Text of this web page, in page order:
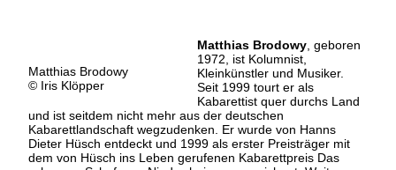
Matthias Brodowy
© Iris Klöpper
Matthias Brodowy , geboren
1972, ist Kolumnist,
Kleinkünstler und Musiker.
Seit 1999 tourt er als
Kabarettist quer durchs Land
und ist seitdem nicht mehr aus der deutschen
Kabarettlandschaft wegzudenken. Er wurde von Hanns
Dieter Hüsch entdeckt und 1999 als erster Preisträger mit
dem von Hüsch ins Leben gerufenen Kabarettpreis Das